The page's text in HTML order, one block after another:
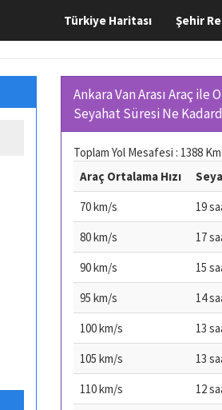
Türkiye Haritası Şehir
Ankara Van Arası Araç ile
Seyahat Süresi Ne
Toplam Yol Mesafesi : 1388 Km
Araç Ortalama Hızı
70 km/s
19
80 km/s
17
90 km/s
15
95 km/s
14
100 km/s
13
105 km/s
13
110 km/s
12